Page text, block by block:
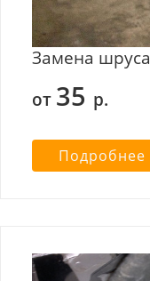
Замена шруса
от 35 р.
Подробнее